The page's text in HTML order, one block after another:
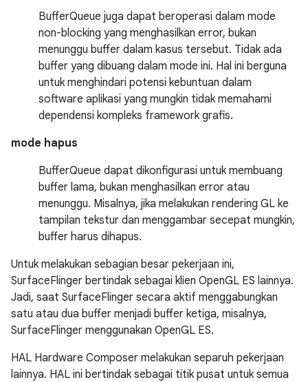
BufferQueue juga dapat beroperasi dalam mode
non-blocking yang menghasilkan error, bukan
menunggu buffer dalam kasus tersebut. Tidak ada
buffer yang dibuang dalam mode ini. Hal ini berguna
untuk menghindari potensi kebuntuan dalam
software aplikasi yang mungkin tidak memahami
dependensi kompleks framework grafis.
mode hapus
BufferQueue dapat dikonfigurasi untuk membuang
buffer lama, bukan menghasilkan error atau
menunggu. Misalnya, jika melakukan rendering GL ke
tampilan tekstur dan menggambar secepat mungkin,
buffer harus dihapus.
Untuk melakukan sebagian besar pekerjaan ini,
SurfaceFlinger bertindak sebagai klien OpenGL ES lainnya.
Jadi, saat SurfaceFlinger secara aktif menggabungkan
satu atau dua buffer menjadi buffer ketiga, misalnya,
SurfaceFlinger menggunakan OpenGL ES.
HAL Hardware Composer melakukan separuh pekerjaan
lainnya. HAL ini bertindak sebagai titik pusat untuk semua